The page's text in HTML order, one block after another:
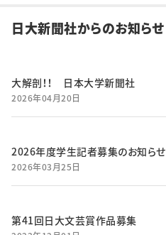
日大新聞社からのお知らせ
大解剖！！ 日本大学新聞社
2026年04月20日
2026年度学生記者募集のお知らせ
2026年03月25日
第41回日大文芸賞作品募集